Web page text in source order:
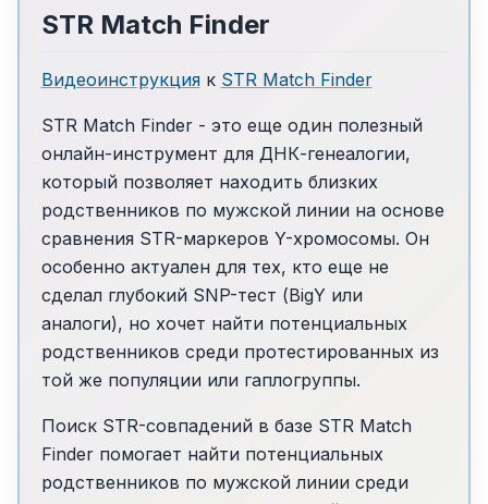
STR Match Finder
Видеоинструкцияк STR Match Finder
STR Match Finder - это еще один полезный
онлайн-инструмент для ДНК-генеалогии,
который позволяет находить близких
родственников по мужской линии на основе
сравнения STR-маркеров Y-хромосомы. Он
особенно актуален для тех, кто еще не
сделал глубокий SNP-тест (BigY или
аналоги), но хочет найти потенциальных
родственников среди протестированных из
той же популяции или гаплогруппы.
Поиск STR-совпадений в базе STR Match
Finder помогает найти потенциальных
родственников по мужской линии среди